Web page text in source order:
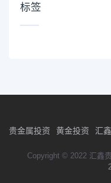
标签
贵金属投资 黄金投资 汇
Copyright © 2022 汇鑫